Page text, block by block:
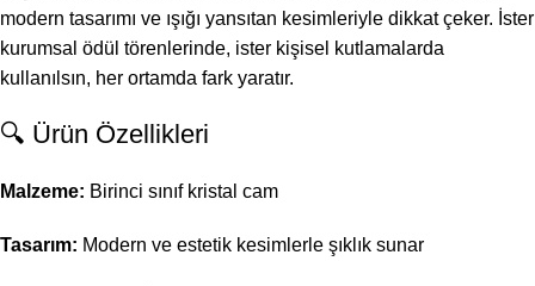
modern tasarımı ve ışığı yansıtan kesimleriyle dikkat çeker. İster
kurumsal ödül törenlerinde, ister kişisel kutlamalarda
kullanılsın, her ortamda fark yaratır.
🔍 Ürün Özellikleri
Malzeme: Birinci sınıf kristal cam
Tasarım: Modern ve estetik kesimlerle şıklık sunar